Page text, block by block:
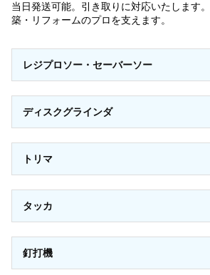
当日発送可能。引き取りに対応いたします
築・リフォームのプロを支えます。
レジプロソー・セーバーソー
ディスクグラインダ
トリマ
タッカ
釘打機